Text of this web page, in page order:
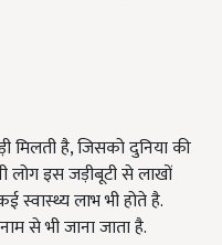
मिलती है, जिसको दुनिया की
लोग इस जड़ीबूटी से लाखों
लाभ भी होते है.
से भी जाना जाता है.